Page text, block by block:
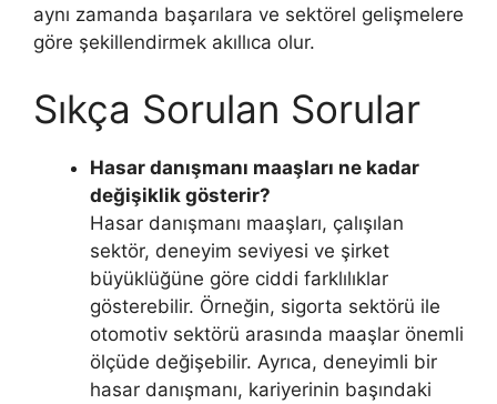
aynı zamanda başarılara ve sektörel gelişmelere
göre şekillendirmek akıllıca olur.
Sıkça Sorulan Sorular
Hasar danışmanı maaşları ne kadar
değişiklik gösterir?
Hasar danışmanı maaşları, çalışılan
sektör, deneyim seviyesi ve şirket
büyüklüğüne göre ciddi farklılıklar
gösterebilir. Örneğin, sigorta sektörü ile
otomotiv sektörü arasında maaşlar önemli
ölçüde değişebilir. Ayrıca, deneyimli bir
hasar danışmanı, kariyerinin başındaki